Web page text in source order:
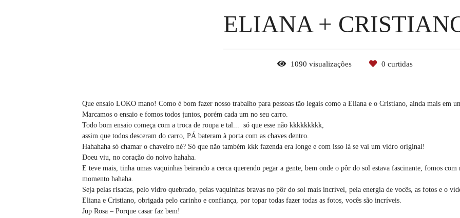
ELIANA +
1090 visualizações 0 curtidas
Que ensaio LOKO mano! Como é bom fazer nosso trabalho para pessoas tão legais como a Eliana e o Cristiano, ainda mais em
Marcamos o ensaio e fomos todos juntos, porém cada um no seu carro.
Todo bom ensaio começa com a troca de roupa e tal... só que esse não kkkkkkkkk,
assim que todos desceram do carro, PÁ bateram à porta com as chaves dentro.
Hahahaha só chamar o chaveiro né? Só que não também kkk fazenda era longe e com isso lá se vai um vidro original!
Doeu viu, no coração do noivo hahaha.
E teve mais, tinha umas vaquinhas beirando a cerca querendo pegar a gente, bem onde o pôr do sol estava fascinante, fomos
momento hahaha.
Seja pelas risadas, pelo vidro quebrado, pelas vaquinhas bravas no pôr do sol mais incrível, pela energia de vocês, as fotos e o
Eliana e Cristiano, obrigada pelo carinho e confiança, por topar todas fazer todas as fotos, vocês são incríveis.
Jup Rosa – Porque casar faz bem!